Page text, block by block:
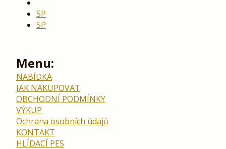
SP
SP
Menu:
NABÍDKA
JAK NAKUPOVAT
OBCHODNÍ PODMÍNKY
VÝKUP
Ochrana osobních údajů
KONTAKT
HLÍDACÍ PES